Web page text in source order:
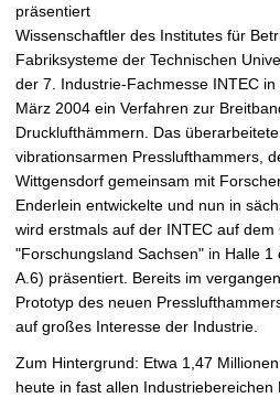
präsentiert
Wissenschaftler des Institutes für
Fabriksysteme der Technischen
der 7. Industrie-Fachmesse INTEC
März 2004 ein Verfahren zur
Drucklufthämmern. Das
vibrationsarmen Presslufthammers,
Wittgensdorf gemeinsam mit
Enderlein entwickelte und nun in
wird erstmals auf der INTEC auf dem
"Forschungsland Sachsen" in Halle
A.6) präsentiert. Bereits im
Prototyp des neuen
auf großes Interesse der Industrie.
Zum Hintergrund: Etwa 1,47
heute in fast allen